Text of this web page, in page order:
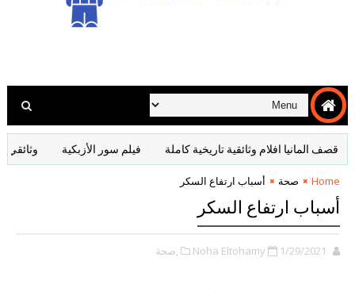
المانيا افلام وثائقية تاريخية كاملة فيلم سور الأزبكية وثائقي سر
Home صحة أسباب ارتفاع السكر
أسباب ارتفاع السكر
Noha Eltohamy 1/29/2021 ,صحة